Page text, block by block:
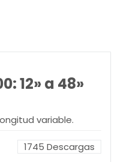
12» a 48»
variable.
1745 Descargas